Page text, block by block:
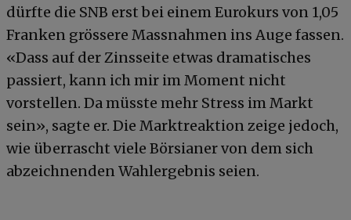
dürfte die SNB erst bei einem Eurokurs von 1,05
Franken grössere Massnahmen ins Auge fassen.
«Dass auf der Zinsseite etwas dramatisches
passiert, kann ich mir im Moment nicht
vorstellen. Da müsste mehr Stress im Markt
sein», sagte er. Die Marktreaktion zeige jedoch,
wie überrascht viele Börsianer von dem sich
abzeichnenden Wahlergebnis seien.